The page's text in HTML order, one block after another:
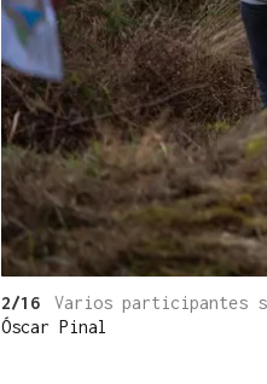
2/16 Varios participantes
Óscar Pinal